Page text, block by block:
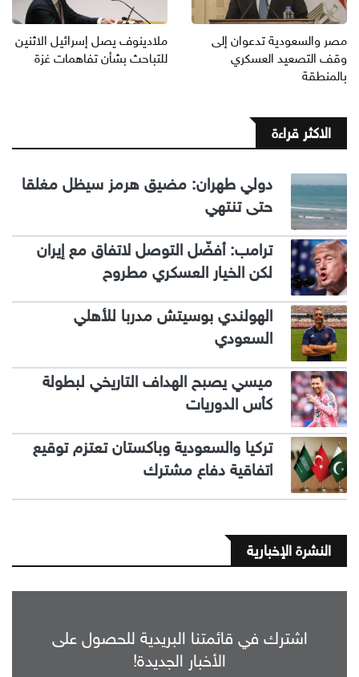
مصر والسعودية تدعوان إلى
وقف التصعيد العسكري
بالمنطقة
ملادينوف يصل إسرائيل الاثنين
للتباحث بشأن تفاهمات غزة
الاكثر قراءة
دولي طهران: مضيق هرمز سيظل مغلقا
حتى تنتهي
ترامب: أفضّل التوصل لاتفاق مع إيران
لكن الخيار العسكري مطروح
الهولندي بوسيتش مدربا للأهلي
السعودي
ميسي يصبح الهداف التاريخي لبطولة
كأس الدوريات
تركيا والسعودية وباكستان تعتزم توقيع
اتفاقية دفاع مشترك
النشرة الإخبارية
اشترك في قائمتنا البريدية للحصول على
الأخبار الجديدة!